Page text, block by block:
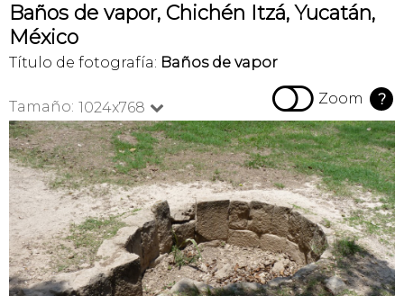
Baños de vapor, Chichén Itzá, Yucatán,
México
Título de fotografía: Baños de vapor
Tamaño: 1024x768   Zoom ?